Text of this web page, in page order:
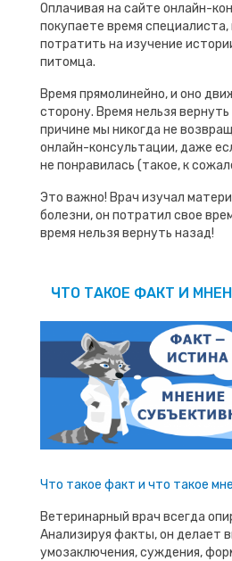
Оплачивая на сайте онлайн-
покупаете время специалиста,
потратить на изучение
питомца.
Время прямолинейно, и оно
сторону. Время нельзя
причине мы никогда не
онлайн-консультации, даже
не понравилась (такое, к
Это важно! Врач изучал
болезни, он потратил свое
время нельзя вернуть назад!
ЧТО ТАКОЕ ФАКТ И
Что такое факт и что такое
Ветеринарный врач всегда
Анализируя факты, он делает
умозаключения, суждения,